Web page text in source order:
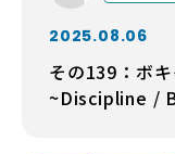
2025.08.06
その139：ボ
~Discipline /